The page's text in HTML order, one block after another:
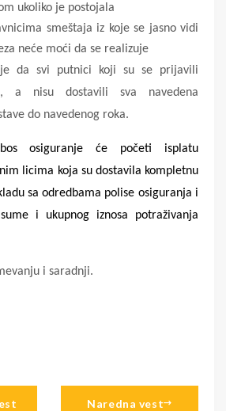
ukoliko je postojala
smeštaja iz koje se jasno vidi
neće moći da se realizuje
je da svi putnici koji su se prijavili
a nisu dostavili sva navedena
do navedenog roka.
osiguranje će početi isplatu
licima koja su dostavila kompletnu
sa odredbama polise osiguranja i
i ukupnog iznosa potraživanja
i saradnji.
Naredna vest